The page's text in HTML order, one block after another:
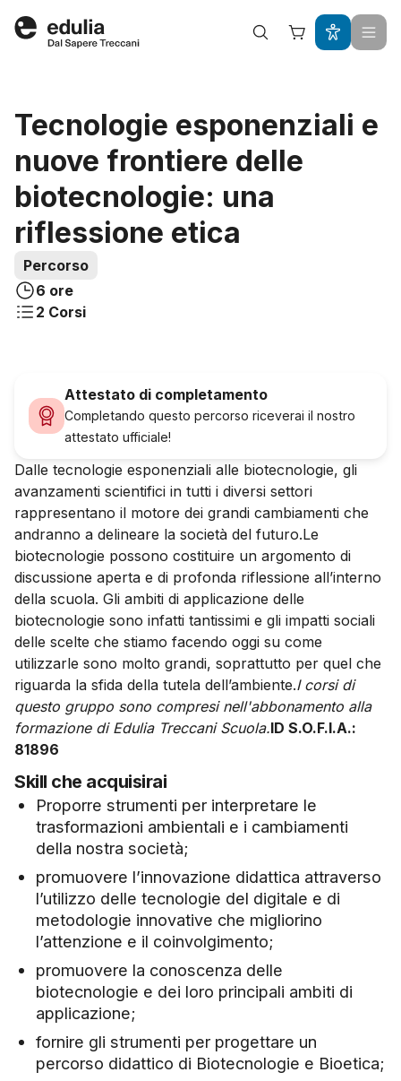
EduliaAcquista questo percorso a
Tecnologie esponenziali e
nuove frontiere delle
biotecnologie: una
riflessione etica
Percorso
6 ore
2 Corsi
Attestato di completamento
Completando questo percorso riceverai il nostro
attestato ufficiale!
Dalle tecnologie esponenziali alle biotecnologie, gli
avanzamenti scientifici in tutti i diversi settori
rappresentano il motore dei grandi cambiamenti che
andranno a delineare la società del futuro.Le
biotecnologie possono costituire un argomento di
discussione aperta e di profonda riflessione all’interno
della scuola. Gli ambiti di applicazione delle
biotecnologie sono infatti tantissimi e gli impatti sociali
delle scelte che stiamo facendo oggi su come
utilizzarle sono molto grandi, soprattutto per quel che
riguarda la sfida della tutela dell’ambiente.I corsi di
questo gruppo sono compresi nell'abbonamento alla
formazione di Edulia Treccani Scuola.ID S.O.F.I.A.:
81896
Skill che acquisirai
Proporre strumenti per interpretare le
trasformazioni ambientali e i cambiamenti
della nostra società;
promuovere l’innovazione didattica attraverso
l’utilizzo delle tecnologie del digitale e di
metodologie innovative che migliorino
l’attenzione e il coinvolgimento;
promuovere la conoscenza delle
biotecnologie e dei loro principali ambiti di
applicazione;
fornire gli strumenti per progettare un
percorso didattico di Biotecnologie e Bioetica;